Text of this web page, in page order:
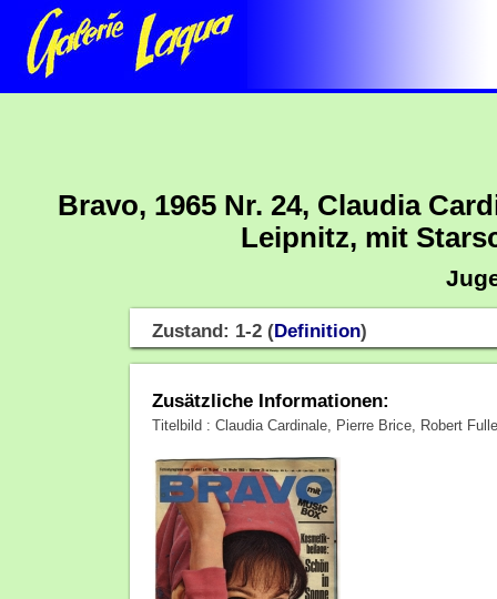
Bravo, 1965 Nr. 24, Claudia
Leipnitz, mit
Zustand: 1-2 (Definition)
Zusätzliche Informationen:
Titelbild : Claudia Cardinale, Pierre Brice, Robert